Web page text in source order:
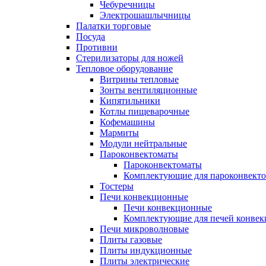
Чебуречницы
Электрошашлычницы
Палатки торговые
Посуда
Противни
Стерилизаторы для ножей
Тепловое оборудование
Витрины тепловые
Зонты вентиляционные
Кипятильники
Котлы пищеварочные
Кофемашины
Мармиты
Модули нейтральные
Пароконвектоматы
Пароконвектоматы
Комплектующие для
Тостеры
Печи конвекционные
Печи конвекционные
Комплектующие для печей
Печи микроволновые
Плиты газовые
Плиты индукционные
Плиты электрические